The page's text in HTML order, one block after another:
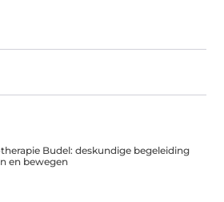
Budel: deskundige begeleiding
en bewegen